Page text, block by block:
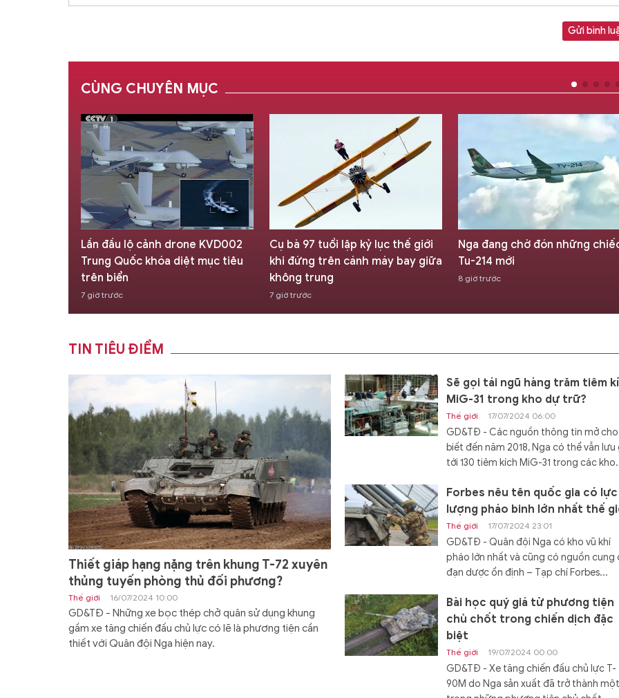
Gửi bình
CÙNG CHUYÊN MỤC
Cụ bà 97 tuổi lập kỷ lục thế giới
khi đứng trên cánh máy bay giữa
không trung
7 giờ trước
Nga đang chờ đón những chiếc
Tu-214 mới
8 giờ trước
Chuyên gia Krieger: Cuộc
Iran đã cho thấy Mỹ chỉ là 'hổ
giấy'
TIN TIÊU ĐIỂM
Thiết giáp hạng nặng trên khung T-72 xuyên
thủng tuyến phòng thủ đối phương?
Thế giới 16/07/2024 10:00
GD&TĐ - Những xe bọc thép chở quân sử dụng khung
gầm xe tăng chiến đấu chủ lực có lẽ là phương tiện cần
thiết với Quân đội Nga hiện nay.
Sẽ gọi tái ngũ hàng trăm tiêm
MiG-31 trong kho dự trữ?
Thế giới 17/07/2024 06:00
GD&TĐ - Các nguồn thông tin mở cho
biết đến năm 2018, Nga có thể vẫn lưu
tới 130 tiêm kích MiG-31 trong các
Forbes nêu tên quốc gia có lực
lượng pháo binh lớn nhất thế
Thế giới 17/07/2024 23:01
GD&TĐ - Quân đội Nga có kho vũ khí
pháo lớn nhất và cũng có nguồn cung
đạn dược ổn định – Tạp chí Forbes...
Bài học quý giá từ phương tiện
chủ chốt trong chiến dịch đặc
biệt
Thế giới 19/07/2024 00:00
GD&TĐ - Xe tăng chiến đấu chủ lực T-
90M do Nga sản xuất đã trở thành một